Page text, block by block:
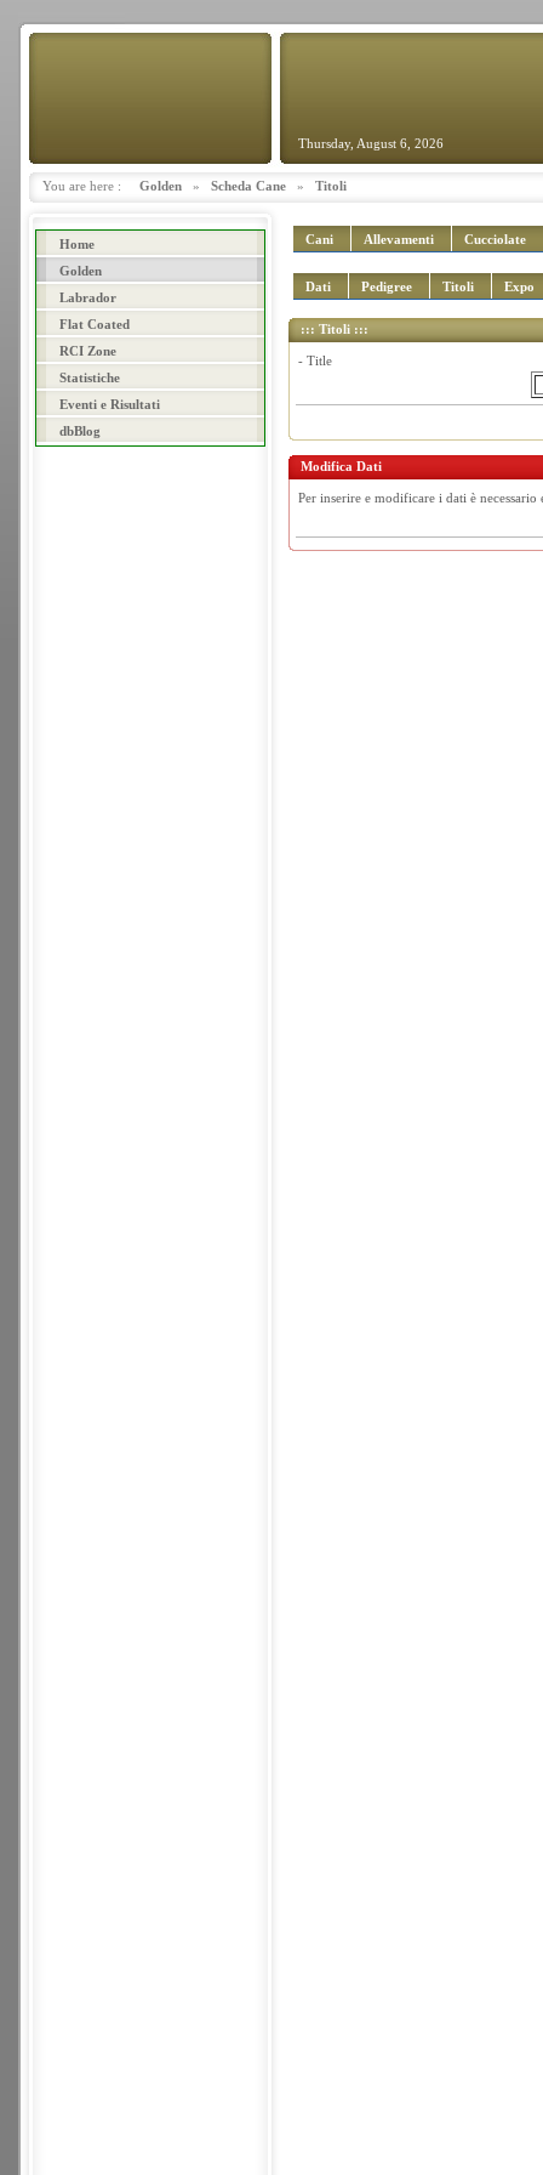
Thursday, August 6, 2026
You are here : Golden » Scheda Cane » Titoli
Home
Golden
Labrador
Flat Coated
RCI Zone
Statistiche
Eventi e Risultati
dbBlog
Cani Allevamenti Cucciolate
Dati Pedigree Titoli Expo
::: Titoli :::
- Title
Modifica Dati
Per inserire e modificare i dati è necessario